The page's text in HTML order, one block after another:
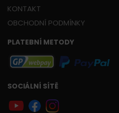
KONTAKT
OBCHODNÍ PODMÍNKY
PLATEBNÍ METODY
SOCIÁLNÍ SÍTĚ